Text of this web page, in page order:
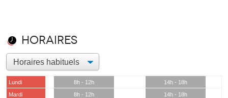
Horaires
Lundi 8h - 12h
14h - 18h
Mardi
8h - 12h
14h - 18h